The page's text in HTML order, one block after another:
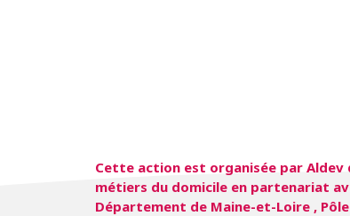
Cette action est organisée par Aldev
métiers du domicile en partenariat
Département de Maine-et-Loire ,